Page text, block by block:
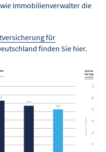
Immobilienverwalter die
für
finden Sie hier.